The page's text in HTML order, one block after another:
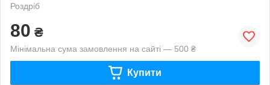
Роздріб
80 ₴
Мінімальна сума замовлення на сайті — 500 ₴
Купити